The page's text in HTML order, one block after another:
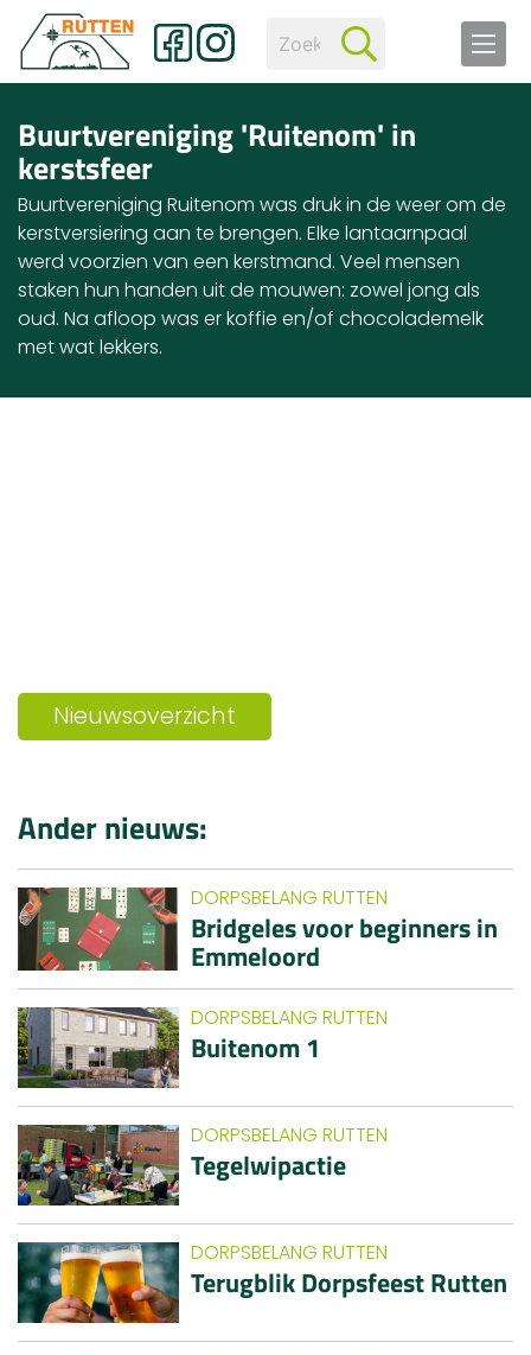
Buurtvereniging 'Ruitenom' in
kerstsfeer
Buurtvereniging Ruitenom was druk in de weer om de
kerstversiering aan te brengen. Elke lantaarnpaal
werd voorzien van een kerstmand. Veel mensen
staken hun handen uit de mouwen: zowel jong als
oud. Na afloop was er koffie en/of chocolademelk
met wat lekkers.
Nieuwsoverzicht
Ander nieuws:
DORPSBELANG RUTTEN
Bridgeles voor beginners in
Emmeloord
DORPSBELANG RUTTEN
Buitenom 1
DORPSBELANG RUTTEN
Tegelwipactie
DORPSBELANG RUTTEN
Terugblik Dorpsfeest Rutten